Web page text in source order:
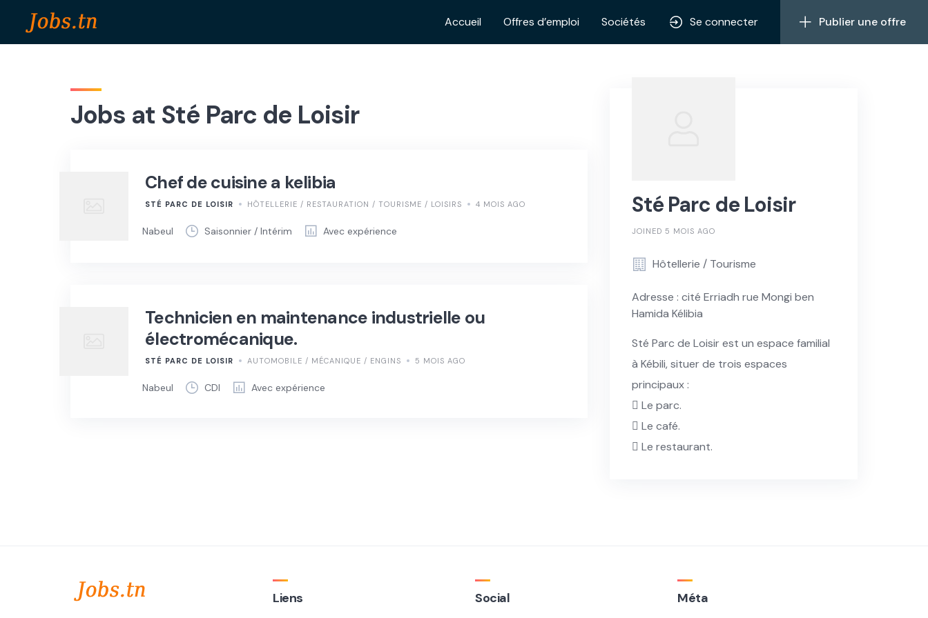
Accueil Offres d’emploi Sociétés Se connecter Publier une offre
Jobs at Sté Parc de Loisir
Chef de cuisine a kelibia
STÉ PARC DE LOISIR HÔTELLERIE / RESTAURATION / TOURISME / LOISIRS 4 MOIS AGO
Nabeul Saisonnier / Intérim Avec expérience
Technicien en maintenance industrielle ou
électromécanique.
STÉ PARC DE LOISIR AUTOMOBILE / MÉCANIQUE / ENGINS 5 MOIS AGO
Nabeul CDI Avec expérience
Sté Parc de Loisir
JOINED 5 MOIS AGO
Hôtellerie / Tourisme
Adresse : cité Erriadh rue Mongi ben
Hamida Kélibia
Sté Parc de Loisir est un espace familial
à Kébili, situer de trois espaces
principaux :
 Le parc.
 Le café.
 Le restaurant.
Liens Social Méta